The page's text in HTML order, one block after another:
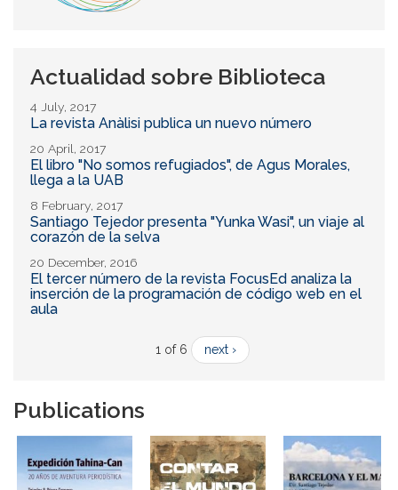
Actualidad sobre Biblioteca
4 July, 2017
La revista Anàlisi publica un nuevo número
20 April, 2017
El libro "No somos refugiados", de Agus Morales,
llega a la UAB
8 February, 2017
Santiago Tejedor presenta "Yunka Wasi", un viaje al
corazón de la selva
20 December, 2016
El tercer número de la revista FocusEd analiza la
inserción de la programación de código web en el
aula
1 of 6 next ›
Publications